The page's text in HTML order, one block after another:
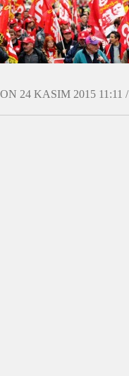
ON 24 KASIM 2015 11:11 /